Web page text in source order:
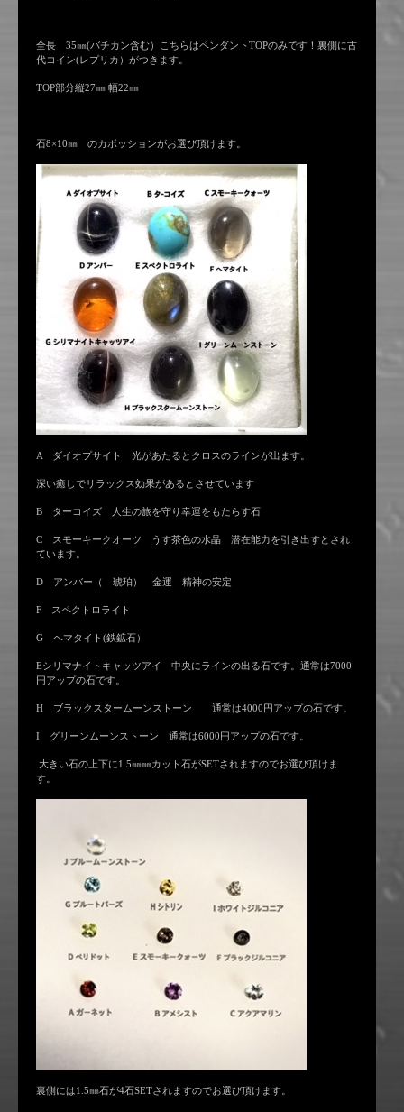
全長 35㎜(バチカン含む）こちらはペンダントTOPのみです！裏側に古
代コイン(レプリカ）がつきます。
TOP部分縦27㎜ 幅22㎜
石8×10㎜ のカボッションがお選び頂けます。
A ダイオプサイト 光があたるとクロスのラインが出ます。
深い癒しでリラックス効果があるとさせています
B ターコイズ 人生の旅を守り幸運をもたらす石
C スモーキークオーツ うす茶色の水晶 潜在能力を引き出すとされ
ています。
D アンバー（ 琥珀） 金運 精神の安定
F スペクトロライト
G ヘマタイト(鉄鉱石）
Eシリマナイトキャッツアイ 中央にラインの出る石です。通常は7000
円アップの石です。
H ブラックスタームーンストーン 通常は4000円アップの石です。
I グリーンムーンストーン 通常は6000円アップの石です。
大きい石の上下に1.5㎜㎜カット石がSETされますのでお選び頂けま
す。
裏側には1.5㎜石が4石SETされますのでお選び頂けます。